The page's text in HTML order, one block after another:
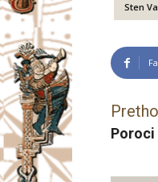
Sten
Poroci